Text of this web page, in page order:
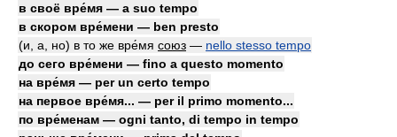
в своё вре́мя — a suo tempo
в скором вре́мени — ben presto
(и, а, но) в то же вре́мя союз — nello stesso tempo
до сего вре́мени — fino a questo momento
на вре́мя — per un certo tempo
на первое вре́мя... — per il primo momento...
по вре́менам — ogni tanto, di tempo in tempo